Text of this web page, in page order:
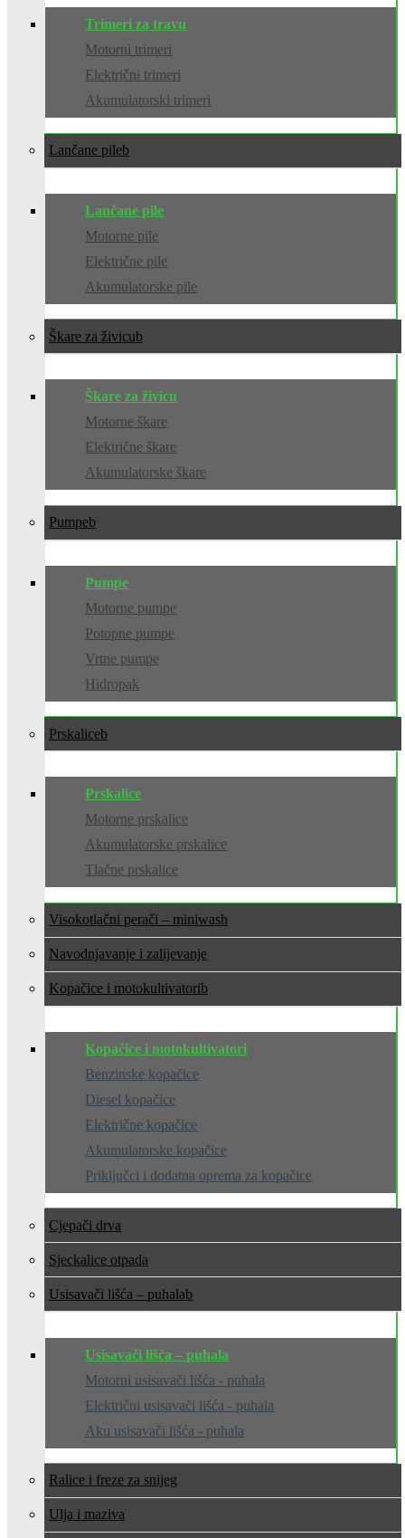
Trimeri za travu
Motorni trimeri
Električni trimeri
Akumulatorski trimeri
Lančane pile
Lančane pile
Motorne pile
Električne pile
Akumulatorske pile
Škare za živicu
Škare za živicu
Motorne škare
Električne škare
Akumulatorske škare
Pumpe
Pumpe
Motorne pumpe
Potopne pumpe
Vrtne pumpe
Hidropak
Prskalice
Prskalice
Motorne prskalice
Akumulatorske prskalice
Tlačne prskalice
Visokotlačni perači – miniwash
Navodnjavanje i zalijevanje
Kopačice i motokultivatori
Kopačice i motokultivatori
Benzinske kopačice
Diesel kopačice
Električne kopačice
Akumulatorske kopačice
Priključci i dodatna oprema za kopačice
Cjepači drva
Sjeckalice otpada
Usisavači lišća – puhala
Usisavači lišća – puhala
Motorni usisavači lišća - puhala
Električni usisavači lišća - puhala
Aku usisavači lišća - puhala
Ralice i freze za snijeg
Ulja i maziva